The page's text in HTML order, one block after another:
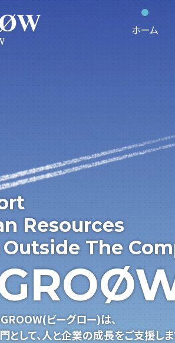
ホーム
Resources
The
Ø
ビーグロー)は、
として、人と企業の成長をご支援しま